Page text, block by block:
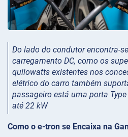
Do lado do condutor encontra-
carregamento DC, como os
quilowatts existentes nos
elétrico do carro também
passageiro está uma porta
até 22 kW
Como o e-tron se Encaixa na